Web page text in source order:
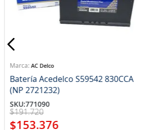
AC Delco
Batería Acedelco S59542 830CCA
(NP 2721232)
SKU:771090
$191.720
$153.376
8.
aceite